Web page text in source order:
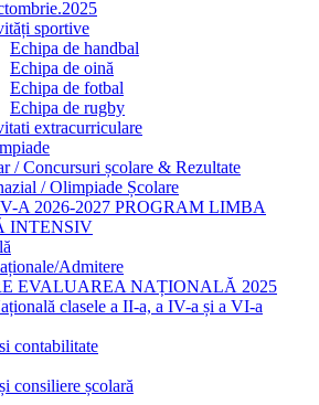
sportive
Echipa de handbal
Echipa de oină
Echipa de fotbal
Echipa de rugby
extracurriculare
/ Concursuri școlare & Rezultate
/ Olimpiade Școlare
A 2026-2027 PROGRAM LIMBA
INTENSIV
Admitere
EVALUAREA NAȚIONALĂ 2025
clasele a II-a, a IV-a și a VI-a
contabilitate
consiliere școlară